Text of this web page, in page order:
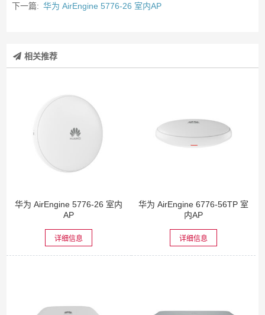
下一篇: 华为 AirEngine 5776-26 室内AP
相关推荐
华为 AirEngine 5776-26 室内
AP
详细信息
华为 AirEngine 6776-56TP 室
内AP
详细信息